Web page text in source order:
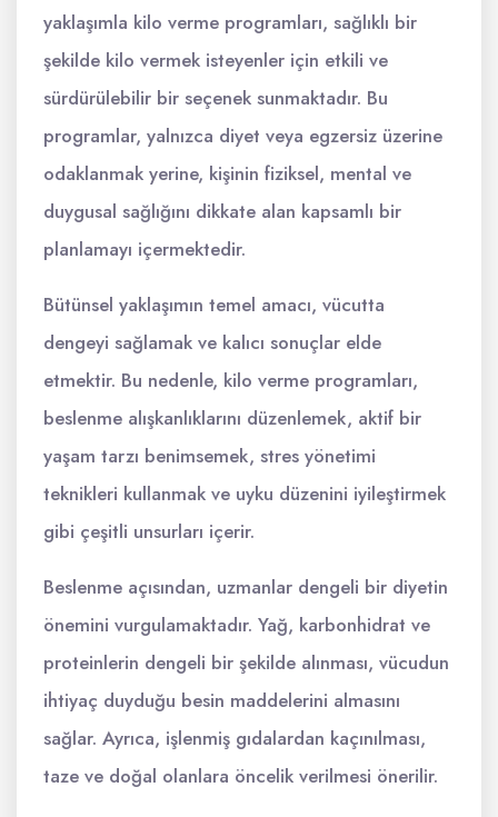
yaklaşımla kilo verme programları, sağlıklı bir
şekilde kilo vermek isteyenler için etkili ve
sürdürülebilir bir seçenek sunmaktadır. Bu
programlar, yalnızca diyet veya egzersiz üzerine
odaklanmak yerine, kişinin fiziksel, mental ve
duygusal sağlığını dikkate alan kapsamlı bir
planlamayı içermektedir.
Bütünsel yaklaşımın temel amacı, vücutta
dengeyi sağlamak ve kalıcı sonuçlar elde
etmektir. Bu nedenle, kilo verme programları,
beslenme alışkanlıklarını düzenlemek, aktif bir
yaşam tarzı benimsemek, stres yönetimi
teknikleri kullanmak ve uyku düzenini iyileştirmek
gibi çeşitli unsurları içerir.
Beslenme açısından, uzmanlar dengeli bir diyetin
önemini vurgulamaktadır. Yağ, karbonhidrat ve
proteinlerin dengeli bir şekilde alınması, vücudun
ihtiyaç duyduğu besin maddelerini almasını
sağlar. Ayrıca, işlenmiş gıdalardan kaçınılması,
taze ve doğal olanlara öncelik verilmesi önerilir.